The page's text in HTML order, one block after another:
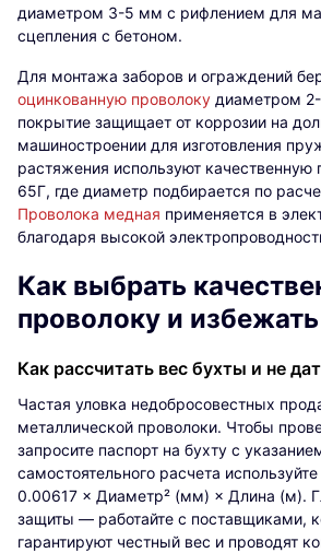
диаметром 3-5 мм с рифлением для
сцепления с бетоном.
Для монтажа заборов и ограждений
оцинкованную проволоку диаметром
покрытие защищает от коррозии на
машиностроении для изготовления
растяжения используют качественную
65Г, где диаметр подбирается по
Проволока медная применяется в
благодаря высокой
Как выбрать
проволоку и
Как рассчитать вес бухты и не
Частая уловка недобросовестных
металлической проволоки. Чтобы
запросите паспорт на бухту с
самостоятельного расчета
0.00617 × Диаметр² (мм) × Длина (м).
защиты — работайте с поставщиками,
гарантируют честный вес и проводят